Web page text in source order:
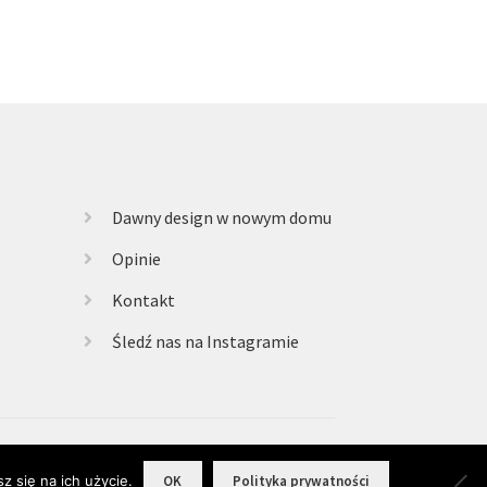
Dawny design w nowym domu
Opinie
Kontakt
Śledź nas na Instagramie
się na ich użycie. OK Polityka prywatności